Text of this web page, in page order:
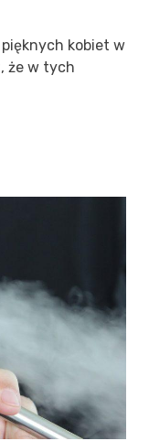
kobiet w
że w tych